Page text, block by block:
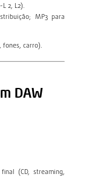
2, L2).
MP3 para
carro).
DAW
(CD, streaming,